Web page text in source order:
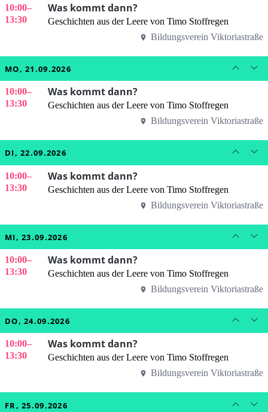
10:00–
13:30
Was kommt dann?
Geschichten aus der Leere von Timo Stoffregen
Bildungsverein Viktoriastraße
MO, 21.09.2026
10:00–
13:30
Was kommt dann?
Geschichten aus der Leere von Timo Stoffregen
Bildungsverein Viktoriastraße
DI, 22.09.2026
10:00–
13:30
Was kommt dann?
Geschichten aus der Leere von Timo Stoffregen
Bildungsverein Viktoriastraße
MI, 23.09.2026
10:00–
13:30
Was kommt dann?
Geschichten aus der Leere von Timo Stoffregen
Bildungsverein Viktoriastraße
DO, 24.09.2026
10:00–
13:30
Was kommt dann?
Geschichten aus der Leere von Timo Stoffregen
Bildungsverein Viktoriastraße
FR, 25.09.2026